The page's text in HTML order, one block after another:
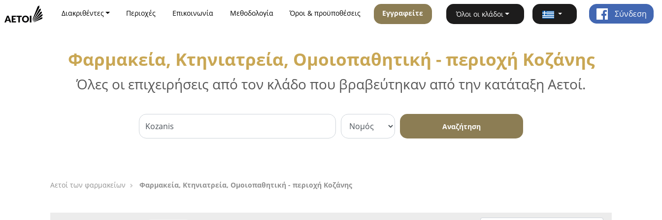
Διακριθέντες Περιοχές Επικοινωνία Μεθοδολογία Όροι & προϋποθέσεις Εγγραφείτε Όλοι οι κλάδοι Σύνδεση
Φαρμακεία, Κτηνιατρεία, Ομοιοπαθητική - περιοχή Κοζάνης
Όλες οι επιχειρήσεις από τον κλάδο που βραβεύτηκαν από την κατάταξη Αετοί.
Αναζήτηση
Αετοί των φαρμακείων Φαρμακεία, Κτηνιατρεία, Ομοιοπαθητική - περιοχή Κοζάνης